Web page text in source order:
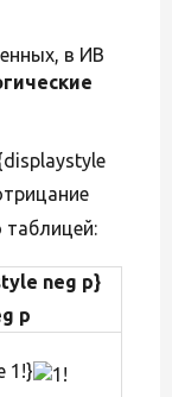
в ИВ
таблицей:
neg p}
1!}